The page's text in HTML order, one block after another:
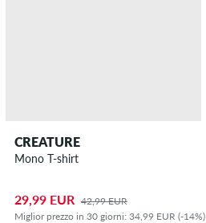
CREATURE
Mono T-shirt
29,99 EUR 42,99 EUR
Miglior prezzo in 30 giorni: 34,99 EUR (-14%)